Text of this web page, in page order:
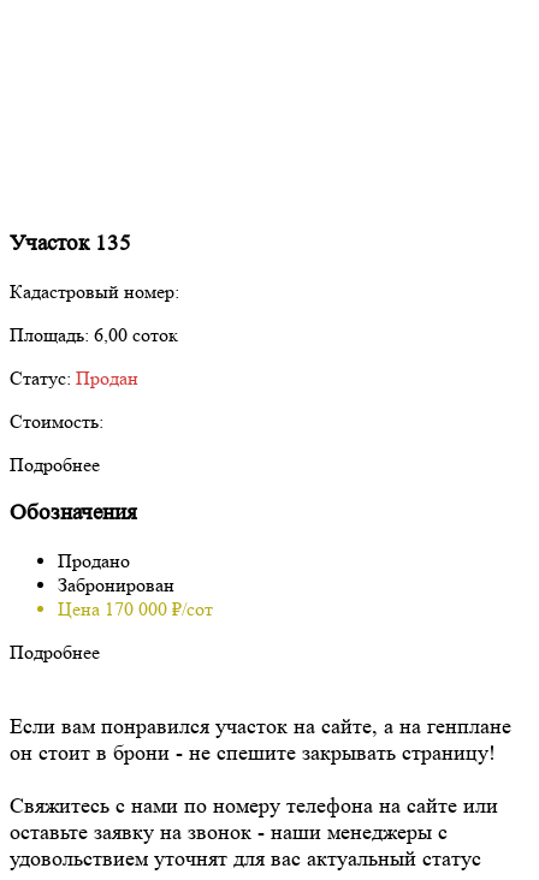
Участок 135
Кадастровый номер:
Площадь: 6,00 соток
Статус: Продан
Стоимость:
Подробнее
Обозначения
Продано
Забронирован
Цена 170 000 ₽/сот
Подробнее
Если вам понравился участок на сайте, а на генплане
он стоит в брони - не спешите закрывать страницу!
Свяжитесь с нами по номеру телефона на сайте или
оставьте заявку на звонок - наши менеджеры с
удовольствием уточнят для вас актуальный статус